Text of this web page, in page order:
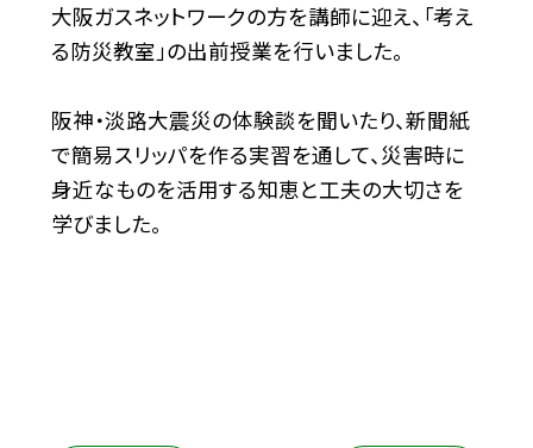
大阪ガスネットワークの方を講師に迎え、「考え
る防災教室」の出前授業を行いました。
阪神・淡路大震災の体験談を聞いたり、新聞紙
で簡易スリッパを作る実習を通して、災害時に
身近なものを活用する知恵と工夫の大切さを
学びました。